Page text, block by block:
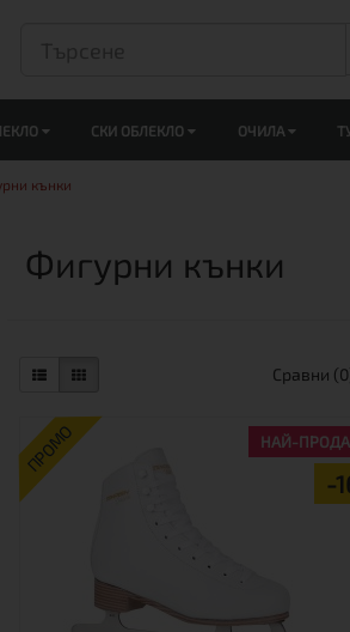
СКИ ОБЛЕКЛО ОЧИЛА
кънки
Фигурни кънки
Сравни
ПРОМО
-
НАЙ-